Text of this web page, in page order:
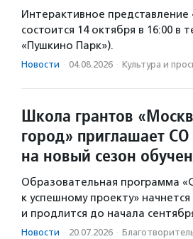
Интерактивное представление
состоится 14 октября в 16:00 в
«Пушкино Парк»).
Новости · 04.08.2026 · Культура и
Школа грантов
город» приглашает
на новый сезон
Образовательная программа
к успешному проекту»
и продлится до начала
Новости · 20.07.2026 ·